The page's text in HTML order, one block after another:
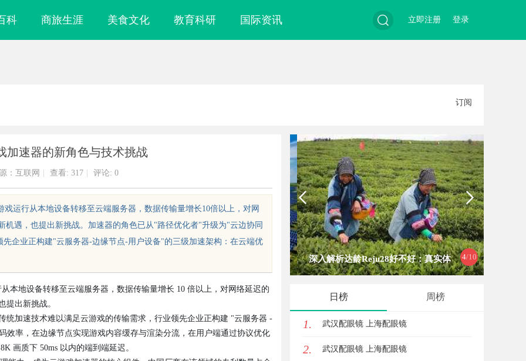
科 商旅生涯 美食文化 教育科研 国际资讯
索
登录
立即注册
订阅
加速器的新角色与技术挑战
：互联网 查看: 317 评论: 0
运行从本地设备转移至云端服务器，数据传输量增长10倍以上，对网
遇，也提出新挑战。加速器的角色已从"路径优化者"升级为"云边协同
企业正构建"云服务器-边缘节点-用户设备"的三级加速架构：在云端优
本地设备转移至云端服务器，数据传输量增长 10 倍以上，对网络延迟的
出新挑战。
加速技术难以满足云游戏的传输需求，行业领先企业正构建 "云服务器 -
率，在边缘节点实现游戏内容缓存与渲染分流，在用户端通过协议优化
画质下 50ms 以内的端到端延迟。
4/10
深入解析达龄Reju28好不好：真实体
日榜 周榜
1. 武汉配眼镜 上海配眼镜
2. 武汉配眼镜 上海配眼镜